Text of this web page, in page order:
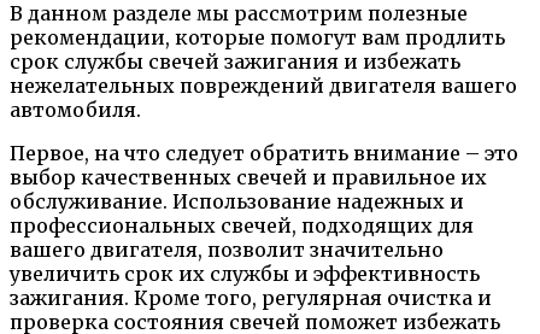
В данном разделе мы рассмотрим полезные
рекомендации, которые помогут вам продлить
срок службы свечей зажигания и избежать
нежелательных повреждений двигателя вашего
автомобиля.
Первое, на что следует обратить внимание – это
выбор качественных свечей и правильное их
обслуживание. Использование надежных и
профессиональных свечей, подходящих для
вашего двигателя, позволит значительно
увеличить срок их службы и эффективность
зажигания. Кроме того, регулярная очистка и
проверка состояния свечей поможет избежать